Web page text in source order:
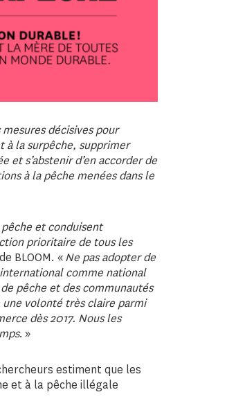
décisives pour
à la surpêche, supprimer
s’abstenir d’en accorder de
à la pêche menées dans le
et conduisent
prioritaire de tous les
BLOOM. «Ne pas adopter de
comme national
pêche et des communautés
volonté très claire parmi
dès 2017. Nous les
. »
estiment que les
et à la pêche illégale